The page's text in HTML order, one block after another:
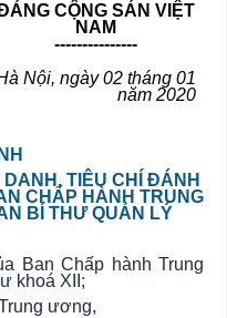
CỘNG SẢN VIỆT
NAM
---------------
Nội, ngày 02 tháng 01
năm 2020
TIÊU CHÍ ĐÁNH
CHẤP HÀNH TRUNG
BÍ THƯ QUẢN LÝ
Ban Chấp hành Trung
khoá XII;
ương,